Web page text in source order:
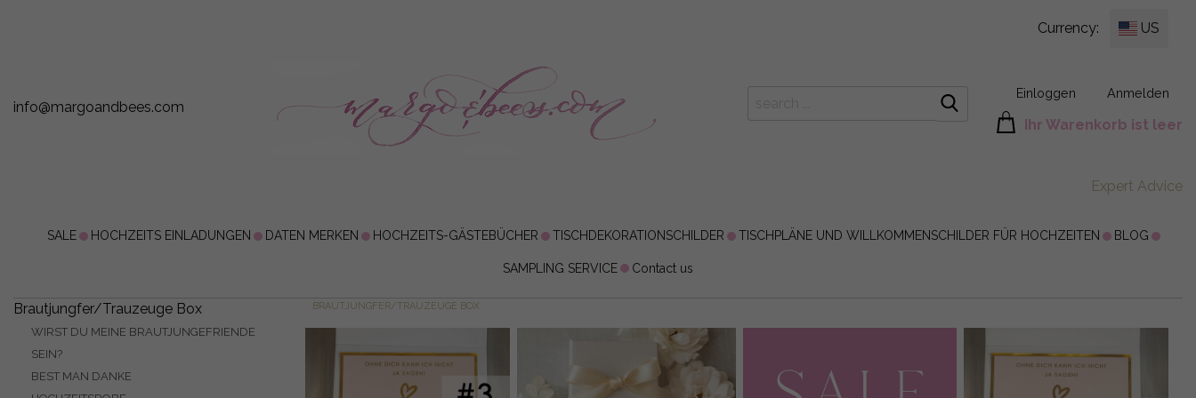
Currency: US
info@margoandbees.com
Einloggen Anmelden
Ihr Warenkorb ist leer
Expert Advice
SALE HOCHZEITS EINLADUNGEN DATEN MERKEN HOCHZEITS-GÄSTEBÜCHER TISCHDEKORATIONSCHILDER TISCHPLÄNE UND WILLKOMMENSCHILDER FÜR HOCHZEITEN BLOG
SAMPLING SERVICE Contact us
Brautjungfer/Trauzeuge Box
WIRST DU MEINE BRAUTJUNGEFRIENDE
SEIN?
BEST MAN DANKE
BRAUTJUNGFER/TRAUZEUGE BOX